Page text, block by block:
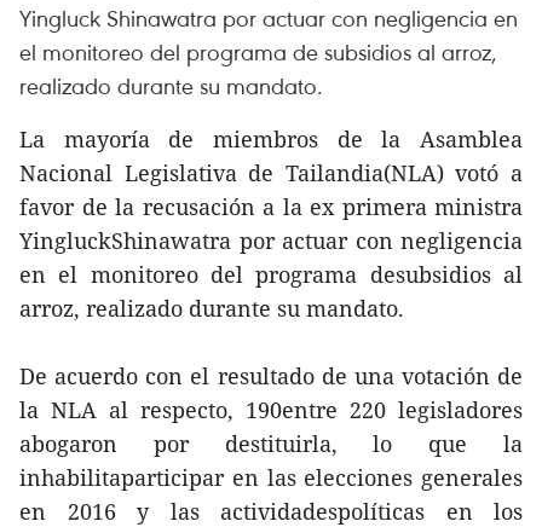
Yingluck Shinawatra por actuar con negligencia en
el monitoreo del programa de subsidios al arroz,
realizado durante su mandato.
La mayoría de miembros de la Asamblea
Nacional Legislativa de Tailandia(NLA) votó a
favor de la recusación a la ex primera ministra
YingluckShinawatra por actuar con negligencia
en el monitoreo del programa desubsidios al
arroz, realizado durante su mandato.
De acuerdo con el resultado de una votación de
la NLA al respecto, 190entre 220 legisladores
abogaron por destituirla, lo que la
inhabilitaparticipar en las elecciones generales
en 2016 y las actividadespolíticas en los